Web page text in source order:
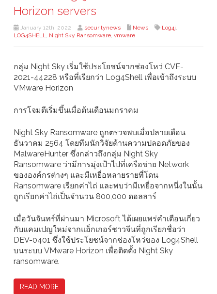
Horizon servers
January 12th, 2022 securitynews News Log4j,
LOG4SHELL, Night Sky Ransomware, vmware
กลุ่ม Night Sky เริ่มใช้ประโยชน์จากช่องโหว่ CVE-
2021-44228 หรือที่เรียกว่า Log4Shell เพื่อเข้าถึงระบบ
VMware Horizon
การโจมตีเริ่มขึ้นเมื่อต้นเดือนมกราคม
Night Sky Ransomware ถูกตรวจพบเมื่อปลายเดือน
ธันวาคม 2564 โดยทีมนักวิจัยด้านความปลอดภัยของ
MalwareHunter ซึ่งกล่าวถึงกลุ่ม Night Sky
Ransomware ว่ามีการมุ่งเป้าไปที่เครือข่าย Network
ขององค์กรต่างๆ และมีเหยื่อหลายรายที่โดน
Ransomware เรียกค่าไถ่ และพบว่ามีเหยื่อจากหนึ่งในนั้น
ถูกเรียกค่าไถ่เป็นจำนวน 800,000 ดอลลาร์
เมื่อวันจันทร์ที่ผ่านมา Microsoft ได้เผยแพร่คำเตือนเกี่ยว
กับแคมเปญใหม่จากแฮ็กเกอร์ชาวจีนที่ถูกเรียกชื่อว่า
DEV-0401 ซึ่งใช้ประโยชน์จากช่องโหว่ของ Log4Shell
บนระบบ VMware Horizon เพื่อติดตั้ง Night Sky
ransomware.
READ MORE